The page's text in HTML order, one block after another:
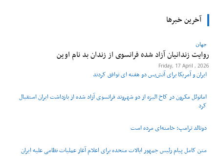
آخرین خبرها
جهان
روایت زندانیان آزاد شده فرانسوی از زندان ‌بد نام اوین
Friday, 17 April , 2026
ایران و آمریکا برای آتش‌بس دو هفته‌ ای توافق کردند
امانوئل مکرون در کاخ الیزه از دو شهروند فرانسوی آزاد شده از بازداشت ایران استقبال
کرد
دونالد ترامپ: خامنه‌ای مرده است
متن کامل پیام رئیس جمهور ایالات متحده برای اعلام آغاز عملیات نظامی علیه ایران